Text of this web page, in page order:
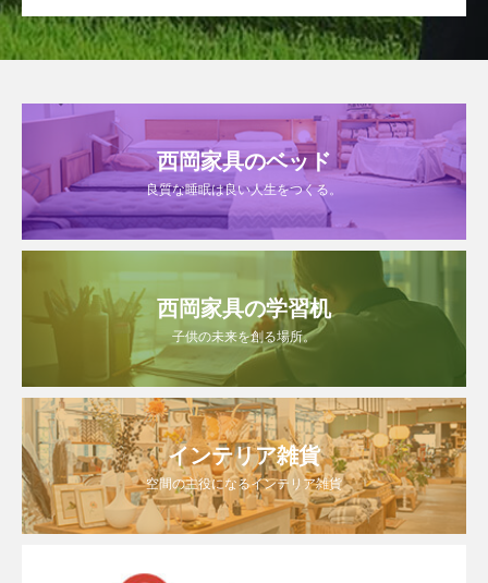
西岡家具のベッド
良質な睡眠は良い人生をつくる。
西岡家具の学習机
子供の未来を創る場所。
インテリア雑貨
空間の主役になるインテリア雑貨